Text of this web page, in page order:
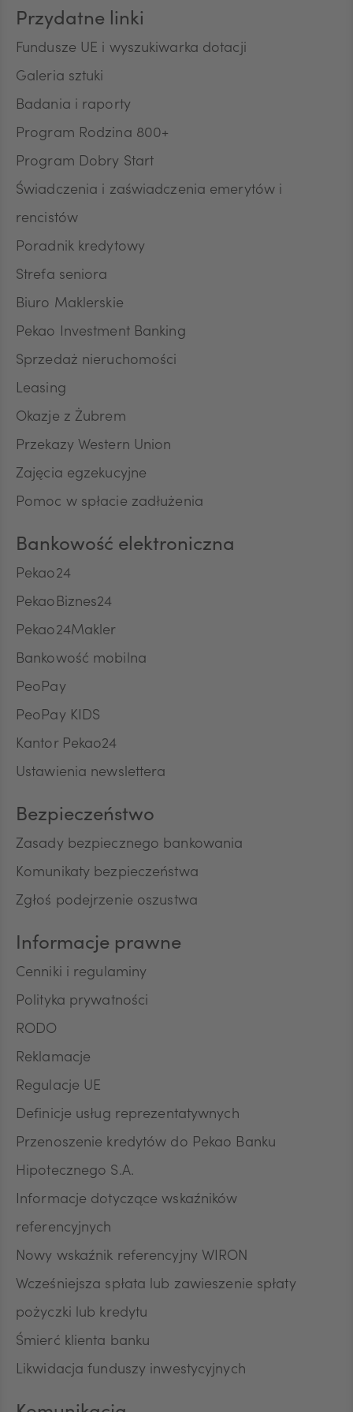
HUF
CZK
RON
TRY
CNY
Przydatne linki
Fundusze UE i wyszukiwarka dotacji
Galeria sztuki
Badania i raporty
Program Rodzina 800+
Program Dobry Start
Świadczenia i zaświadczenia emerytów i
rencistów
Poradnik kredytowy
Strefa seniora
Biuro Maklerskie
Pekao Investment Banking
Sprzedaż nieruchomości
Leasing
Okazje z Żubrem
Przekazy Western Union
Zajęcia egzekucyjne
Pomoc w spłacie zadłużenia
Bankowość elektroniczna
Pekao24
PekaoBiznes24
Pekao24Makler
Bankowość mobilna
PeoPay
PeoPay KIDS
Kantor Pekao24
Ustawienia newslettera
Bezpieczeństwo
Zasady bezpiecznego bankowania
Komunikaty bezpieczeństwa
Zgłoś podejrzenie oszustwa
Informacje prawne
Cenniki i regulaminy
Polityka prywatności
RODO
Reklamacje
Regulacje UE
Definicje usług reprezentatywnych
Przenoszenie kredytów do Pekao Banku
Hipotecznego S.A.
Informacje dotyczące wskaźników
referencyjnych
Nowy wskaźnik referencyjny WIRON
Wcześniejsza spłata lub zawieszenie spłaty
pożyczki lub kredytu
Śmierć klienta banku
Likwidacja funduszy inwestycyjnych